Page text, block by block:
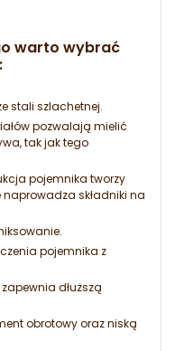
warto wybrać
stali szlachetnej.
pozwalają mielić
tak jak tego
pojemnika tworzy
naprowadza składniki na
pojemnika z
dłuższą
obrotowy oraz niską